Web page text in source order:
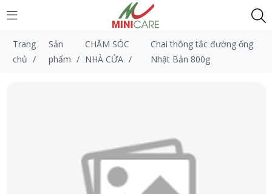
Trang
chủ /
Sản
phẩm /
CHĂM SÓC
NHÀ CỬA /
Chai thông tắc đường ống
Nhật Bản 800g